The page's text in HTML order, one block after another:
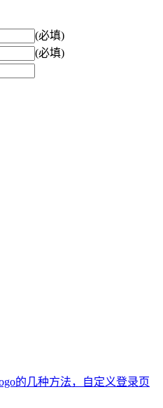
(必填)
(必填)
的几种方法，自定义登录页